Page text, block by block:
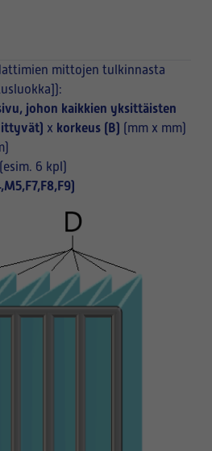
mittojen tulkinnasta
johon kaikkien yksittäisten
x korkeus (B) (mm x mm)
(esim. 6 kpl)